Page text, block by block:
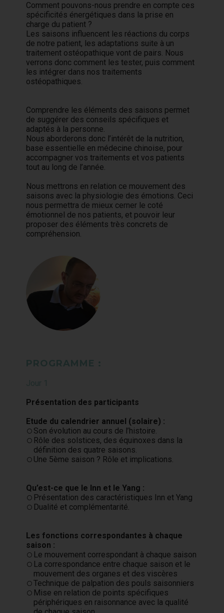
Comment pouvons-nous prendre en compte ces
spécificités énergétiques dans la prise en
charge du patient ?
Les saisons influencent les réactions du corps
de notre patient, les adaptations suite à un
traitement ostéopathique vont de pairs. Nous
verrons donc comment les tester, puis comment
les intégrer dans nos traitements
ostéopathiques.
Comprendre les éléments des saisons permet
de suggérer des conseils spécifiques et
adaptés à la personne.
Nous aborderons donc l’intérêt de la nutrition,
base essentielle en médecine chinoise, pour
accompagner vos traitements et vos patients
tout au long de l’année.
Nous mettrons en relation ce mouvement des
saisons avec la physiologie des émotions. Ceci
nous permettra de mieux cerner le coté
émotionnel de nos patients, et pouvoir leur
proposer des éléments très concrets de
compréhension.
PROGRAMME :
Jour 1
Présentation des participants
Etude du calendrier annuel (solaire) :
Son évolution au cours de l’histoire.
Rôle des solstices, des équinoxes dans la
définition des quatre saisons.
Une 5ème saison ? Rôle et implications.
Qu’est-ce que le Inn et le Yang :
Présentation des caractéristiques Inn et Yang
Dualité et complémentarité.
Les fonctions correspondantes à chaque
saison :
Le mouvement correspondant à chaque saison
La correspondance entre chaque saison et le
mouvement des organes et des viscères
Technique de palpation des pouls saisonniers
Mise en relation de points spécifiques
périphériques en raisonnance avec la qualité